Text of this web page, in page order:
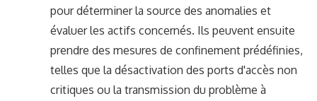
pour déterminer la source des anomalies et
évaluer les actifs concernés. Ils peuvent ensuite
prendre des mesures de confinement prédéfinies,
telles que la désactivation des ports d'accès non
critiques ou la transmission du problème à